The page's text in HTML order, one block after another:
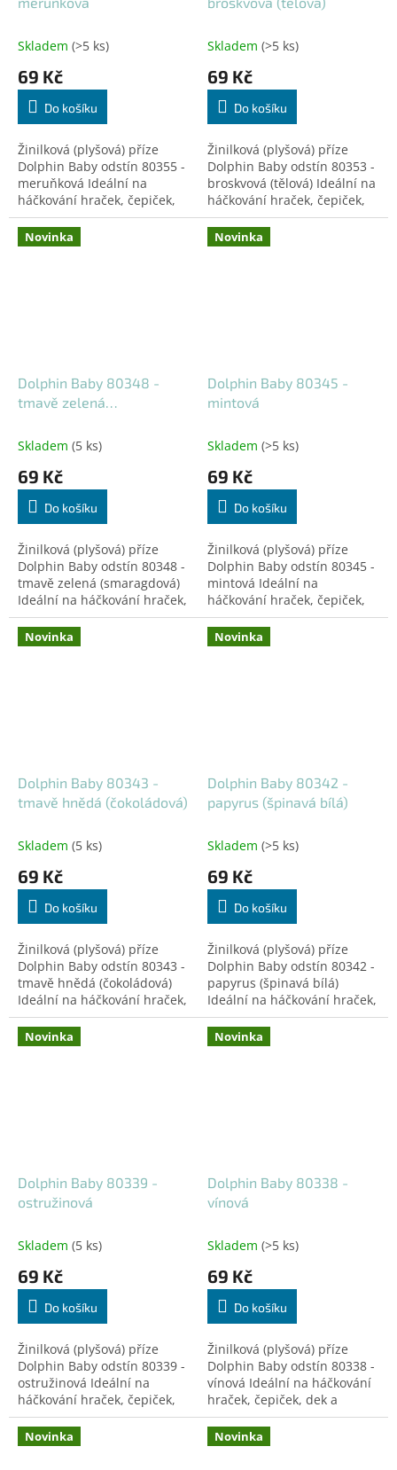
Skladem (>5 ks)
69 Kč
Do košíku
Žinilková (plyšová) příze
Dolphin Baby odstín 80355 -
meruňková Ideální na
háčkování hraček, čepiček,
dek a doplňků! Certifikovaná
pro děti do 3 let.
Skladem (>5 ks)
69 Kč
Do košíku
Žinilková (plyšová) příze
Dolphin Baby odstín 80353 -
broskvová (tělová) Ideální na
háčkování hraček, čepiček,
dek a doplňků! Certifikovaná
pro děti do 3 let.
Novinka
Dolphin Baby 80348 -
tmavě zelená
Skladem (5 ks)
69 Kč
Do košíku
Žinilková (plyšová) příze
Dolphin Baby odstín 80348 -
tmavě zelená (smaragdová)
Ideální na háčkování hraček,
čepiček, dek a doplňků!
Certifikovaná pro děti do 3
let.
Novinka
Dolphin Baby 80345 -
mintová
Skladem (>5 ks)
69 Kč
Do košíku
Žinilková (plyšová) příze
Dolphin Baby odstín 80345 -
mintová Ideální na
háčkování hraček, čepiček,
dek a doplňků! Certifikovaná
pro děti do 3 let.
Novinka
Dolphin Baby 80343 -
tmavě hnědá (čokoládová)
Skladem (5 ks)
69 Kč
Do košíku
Žinilková (plyšová) příze
Dolphin Baby odstín 80343 -
tmavě hnědá (čokoládová)
Ideální na háčkování hraček,
čepiček, dek a doplňků!
Certifikovaná pro děti do 3
let.
Novinka
Dolphin Baby 80342 -
papyrus (špinavá bílá)
Skladem (>5 ks)
69 Kč
Do košíku
Žinilková (plyšová) příze
Dolphin Baby odstín 80342 -
papyrus (špinavá bílá)
Ideální na háčkování hraček,
čepiček, dek a doplňků!
Certifikovaná pro děti do 3
let.
Novinka
Dolphin Baby 80339 -
ostružinová
Skladem (5 ks)
69 Kč
Do košíku
Žinilková (plyšová) příze
Dolphin Baby odstín 80339 -
ostružinová Ideální na
háčkování hraček, čepiček,
dek a doplňků! Certifikovaná
pro děti do 3 let.
Novinka
Dolphin Baby 80338 -
vínová
Skladem (>5 ks)
69 Kč
Do košíku
Žinilková (plyšová) příze
Dolphin Baby odstín 80338 -
vínová Ideální na háčkování
hraček, čepiček, dek a
doplňků! Certifikovaná pro
děti do 3 let.
Novinka Novinka